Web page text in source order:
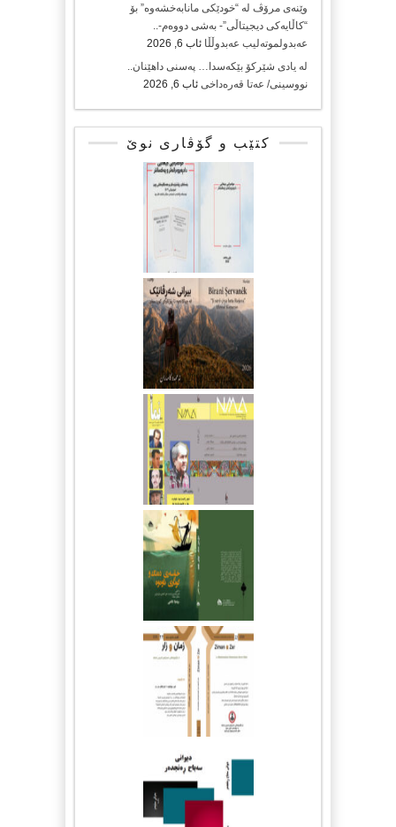
وێنەی مرۆڤ لە “خودێکی مانابەخشەوە” بۆ
“کاڵایەکی دیجیتاڵی”- بەشی دووەم-..
عەبدولموتەلیب عەبدوڵڵا ئاب 6, 2026
لە یادی شێرکۆ بێکەسدا… پەسنی داهێنان..
نووسینی/ عەتا قەرەداخی ئاب 6, 2026
کتێب و گۆڤاری نوێ